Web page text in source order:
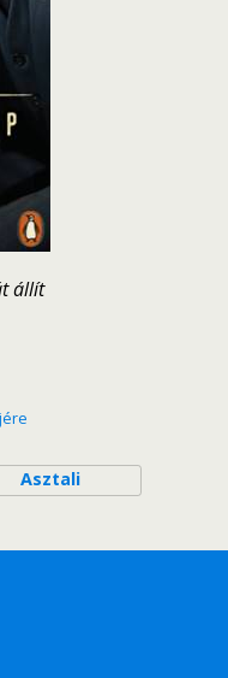
állít
Asztali